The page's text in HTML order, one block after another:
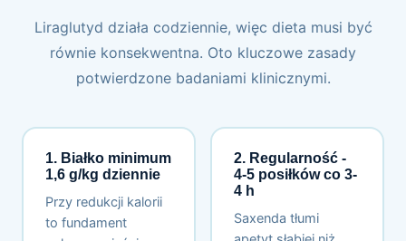
Liraglutyd działa codziennie, więc dieta musi być
równie konsekwentna. Oto kluczowe zasady
potwierdzone badaniami klinicznymi.
1. Białko minimum
1,6 g/kg dziennie
Przy redukcji kalorii
to fundament
2. Regularność -
4-5 posiłków co 3-
4 h
Saxenda tłumi